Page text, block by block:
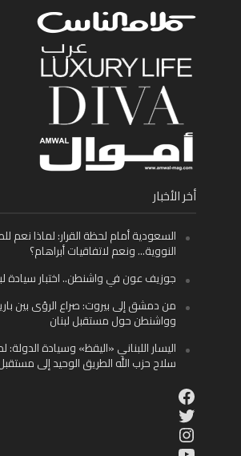
أخر الأخبار
السعودية أمام لحظة القرار: لماذا نعم
النووية… ونعم لاتفاقيات أبراهام؟
جوزيف عون في واشنطن.. اختبار سيادة
من دمشق إلى بيروت: صراع الرؤى بين
وواشنطن حول مستقبل لبنان
اليسار اللبناني «اليقظ» وسيادة الدولة:
سلاح حزب الله الطريق الوحيد إلى
Facebook
Twitter
Instagram